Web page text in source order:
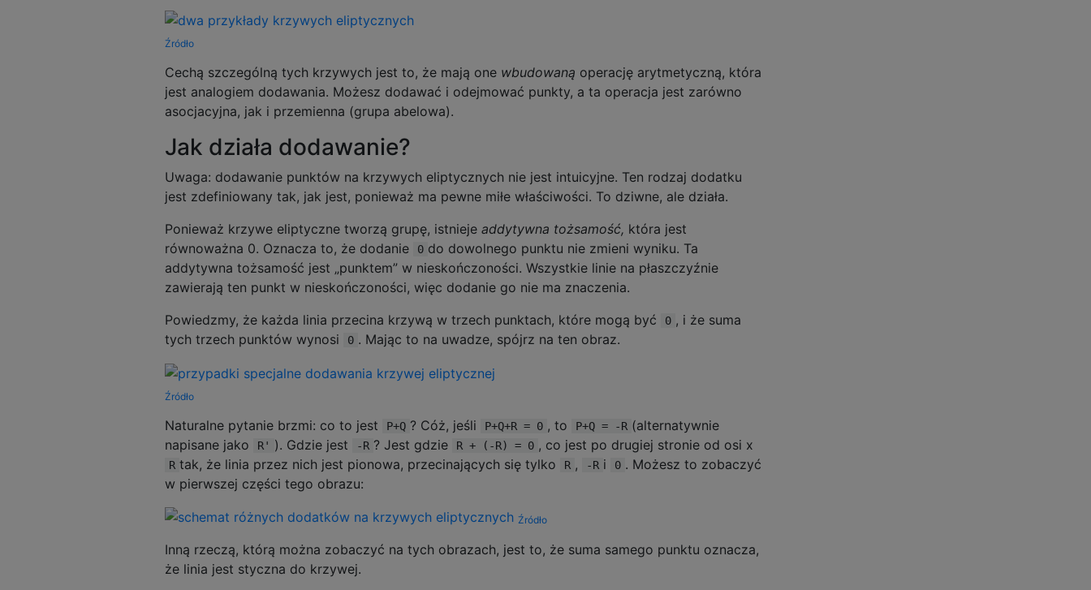
Źródło
Cechą szczególną tych krzywych jest to, że mają one wbudowaną operację arytmetyczną, która
jest analogiem dodawania. Możesz dodawać i odejmować punkty, a ta operacja jest zarówno
asocjacyjna, jak i przemienna (grupa abelowa).
Jak działa dodawanie?
Uwaga: dodawanie punktów na krzywych eliptycznych nie jest intuicyjne. Ten rodzaj dodatku
jest zdefiniowany tak, jak jest, ponieważ ma pewne miłe właściwości. To dziwne, ale działa.
Ponieważ krzywe eliptyczne tworzą grupę, istnieje addytywna tożsamość, która jest
równoważna 0. Oznacza to, że dodanie
0 do dowolnego punktu nie zmieni wyniku. Ta
addytywna tożsamość jest „punktem” w nieskończoności. Wszystkie linie na płaszczyźnie
zawierają ten punkt w nieskończoności, więc dodanie go nie ma znaczenia.
Powiedzmy, że każda linia przecina krzywą w trzech punktach, które mogą być
0 , i że suma
tych trzech punktów wynosi
0 . Mając to na uwadze, spójrz na ten obraz.
Źródło
Naturalne pytanie brzmi: co to jest P+Q ? Cóż, jeśli P+Q+R = 0 , to P+Q = -R (alternatywnie
napisane jako
R' ). Gdzie jest -R ? Jest gdzie R + (-R) = 0 , co jest po drugiej stronie od osi x
R tak, że linia przez nich jest pionowa, przecinających się tylko R , -R i 0 . Możesz to zobaczyć
w pierwszej części tego obrazu:
Źródło
Inną rzeczą, którą można zobaczyć na tych obrazach, jest to, że suma samego punktu oznacza,
że ​​linia jest styczna do krzywej.